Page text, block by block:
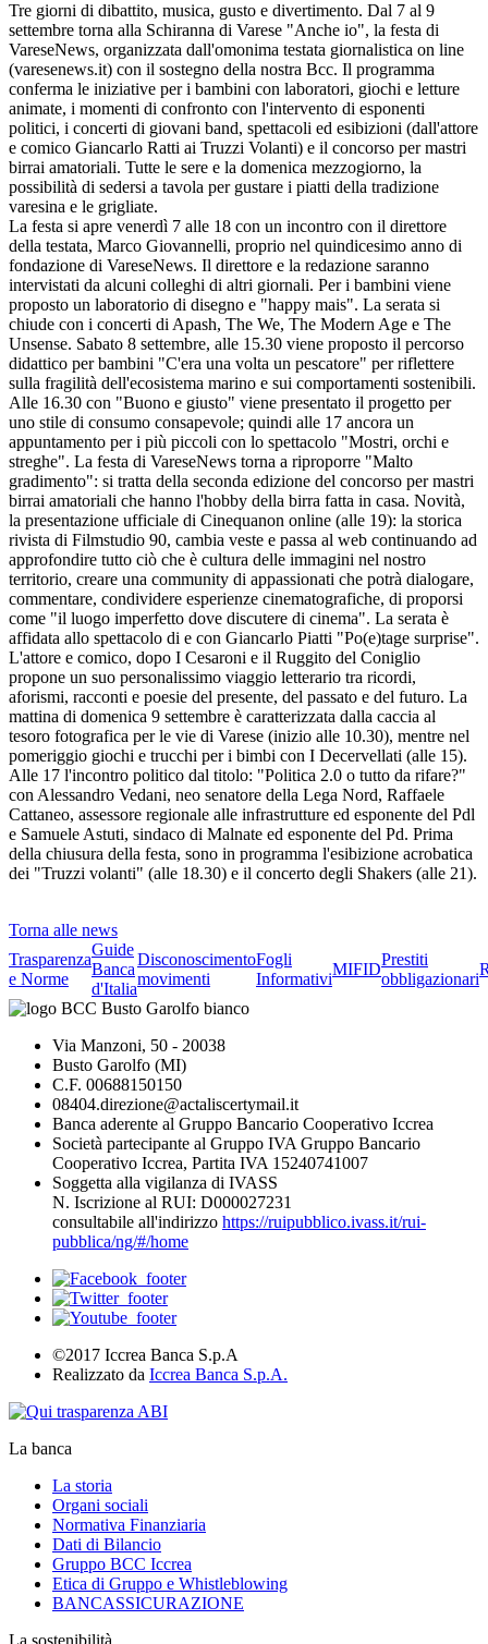
Tre giorni di dibattito, musica, gusto e divertimento. Dal 7 al 9
settembre torna alla Schiranna di Varese "Anche io", la festa di
VareseNews, organizzata dall'omonima testata giornalistica on line
(varesenews.it) con il sostegno della nostra Bcc. Il programma
conferma le iniziative per i bambini con laboratori, giochi e letture
animate, i momenti di confronto con l'intervento di esponenti
politici, i concerti di giovani band, spettacoli ed esibizioni (dall'attore
e comico Giancarlo Ratti ai Truzzi Volanti) e il concorso per mastri
birrai amatoriali. Tutte le sere e la domenica mezzogiorno, la
possibilità di sedersi a tavola per gustare i piatti della tradizione
varesina e le grigliate.
La festa si apre venerdì 7 alle 18 con un incontro con il direttore
della testata, Marco Giovannelli, proprio nel quindicesimo anno di
fondazione di VareseNews. Il direttore e la redazione saranno
intervistati da alcuni colleghi di altri giornali. Per i bambini viene
proposto un laboratorio di disegno e "happy mais". La serata si
chiude con i concerti di Apash, The We, The Modern Age e The
Unsense. Sabato 8 settembre, alle 15.30 viene proposto il percorso
didattico per bambini "C'era una volta un pescatore" per riflettere
sulla fragilità dell'ecosistema marino e sui comportamenti sostenibili.
Alle 16.30 con "Buono e giusto" viene presentato il progetto per
uno stile di consumo consapevole; quindi alle 17 ancora un
appuntamento per i più piccoli con lo spettacolo "Mostri, orchi e
streghe". La festa di VareseNews torna a riproporre "Malto
gradimento": si tratta della seconda edizione del concorso per mastri
birrai amatoriali che hanno l'hobby della birra fatta in casa. Novità,
la presentazione ufficiale di Cinequanon online (alle 19): la storica
rivista di Filmstudio 90, cambia veste e passa al web continuando ad
approfondire tutto ciò che è cultura delle immagini nel nostro
territorio, creare una community di appassionati che potrà dialogare,
commentare, condividere esperienze cinematografiche, di proporsi
come "il luogo imperfetto dove discutere di cinema". La serata è
affidata allo spettacolo di e con Giancarlo Piatti "Po(e)tage surprise".
L'attore e comico, dopo I Cesaroni e il Ruggito del Coniglio
propone un suo personalissimo viaggio letterario tra ricordi,
aforismi, racconti e poesie del presente, del passato e del futuro. La
mattina di domenica 9 settembre è caratterizzata dalla caccia al
tesoro fotografica per le vie di Varese (inizio alle 10.30), mentre nel
pomeriggio giochi e trucchi per i bimbi con I Decervellati (alle 15).
Alle 17 l'incontro politico dal titolo: "Politica 2.0 o tutto da rifare?"
con Alessandro Vedani, neo senatore della Lega Nord, Raffaele
Cattaneo, assessore regionale alle infrastrutture ed esponente del Pdl
e Samuele Astuti, sindaco di Malnate ed esponente del Pd. Prima
della chiusura della festa, sono in programma l'esibizione acrobatica
dei "Truzzi volanti" (alle 18.30) e il concerto degli Shakers (alle 21).
Torna alle news
Trasparenza
e Norme
Guide
Banca
d'Italia
Disconoscimento
movimenti
Fogli
Informativi
MIFID
Prestiti
obbligazionari
Via Manzoni, 50 - 20038
Busto Garolfo (MI)
C.F. 00688150150
08404.direzione@actaliscertymail.it
Banca aderente al Gruppo Bancario Cooperativo Iccrea
Società partecipante al Gruppo IVA Gruppo Bancario
Cooperativo Iccrea, Partita IVA 15240741007
Soggetta alla vigilanza di IVASS
N. Iscrizione al RUI: D000027231
consultabile all'indirizzo https://ruipubblico.ivass.it/rui-
pubblica/ng/#/home
©2017 Iccrea Banca S.p.A
Realizzato da Iccrea Banca S.p.A.
La banca
La storia
Organi sociali
Normativa Finanziaria
Dati di Bilancio
Gruppo BCC Iccrea
Etica di Gruppo e Whistleblowing
BANCASSICURAZIONE
La sostenibilità